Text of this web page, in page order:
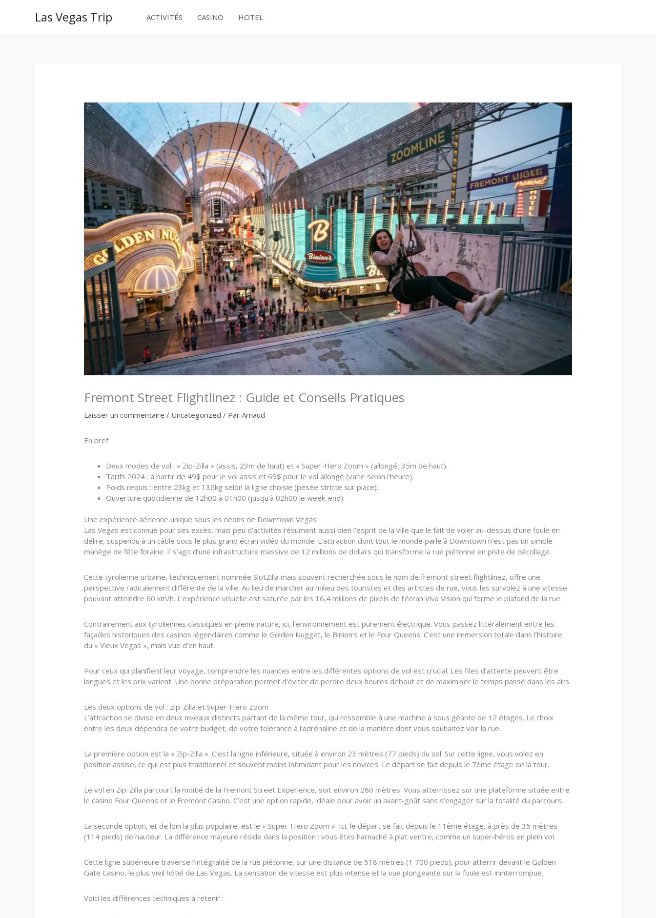
Las Vegas Trip ACTIVITÉS CASINO HOTEL
Fremont Street Flightlinez : Guide et Conseils Pratiques
Laisser un commentaire / Uncategorized / ParArnaud
En bref
Deux modes de vol : « Zip-Zilla » (assis, 23m de haut) et « Super-Hero Zoom » (allongé, 35m de haut).
Tarifs 2024 : à partir de 49$ pour le vol assis et 69$ pour le vol allongé (varie selon l’heure).
Poids requis : entre 23kg et 136kg selon la ligne choisie (pesée stricte sur place).
Ouverture quotidienne de 12h00 à 01h00 (jusqu’à 02h00 le week-end).
Une expérience aérienne unique sous les néons de Downtown Vegas
Las Vegas est connue pour ses excès, mais peu d’activités résument aussi bien l’esprit de la ville que le fait de voler au-dessus d’une foule en
délire, suspendu à un câble sous le plus grand écran vidéo du monde. L’attraction dont tout le monde parle à Downtown n’est pas un simple
manège de fête foraine. Il s’agit d’une infrastructure massive de 12 millions de dollars qui transforme la rue piétonne en piste de décollage.
Cette tyrolienne urbaine, techniquement nommée SlotZilla mais souvent recherchée sous le nom de fremont street flightlinez, offre une
perspective radicalement différente de la ville. Au lieu de marcher au milieu des touristes et des artistes de rue, vous les survolez à une vitesse
pouvant atteindre 60 km/h. L’expérience visuelle est saturée par les 16,4 millions de pixels de l’écran Viva Vision qui forme le plafond de la rue.
Contrairement aux tyroliennes classiques en pleine nature, ici, l’environnement est purement électrique. Vous passez littéralement entre les
façades historiques des casinos légendaires comme le Golden Nugget, le Binion’s et le Four Queens. C’est une immersion totale dans l’histoire
du « Vieux Vegas », mais vue d’en haut.
Pour ceux qui planifient leur voyage, comprendre les nuances entre les différentes options de vol est crucial. Les files d’attente peuvent être
longues et les prix varient. Une bonne préparation permet d’éviter de perdre deux heures debout et de maximiser le temps passé dans les airs.
Les deux options de vol : Zip-Zilla et Super-Hero Zoom
L’attraction se divise en deux niveaux distincts partant de la même tour, qui ressemble à une machine à sous géante de 12 étages. Le choix
entre les deux dépendra de votre budget, de votre tolérance à l’adrénaline et de la manière dont vous souhaitez voir la rue.
La première option est la « Zip-Zilla ». C’est la ligne inférieure, située à environ 23 mètres (77 pieds) du sol. Sur cette ligne, vous volez en
position assise, ce qui est plus traditionnel et souvent moins intimidant pour les novices. Le départ se fait depuis le 7ème étage de la tour.
Le vol en Zip-Zilla parcourt la moitié de la Fremont Street Experience, soit environ 260 mètres. Vous atterrissez sur une plateforme située entre
le casino Four Queens et le Fremont Casino. C’est une option rapide, idéale pour avoir un avant-goût sans s’engager sur la totalité du parcours.
La seconde option, et de loin la plus populaire, est le « Super-Hero Zoom ». Ici, le départ se fait depuis le 11ème étage, à près de 35 mètres
(114 pieds) de hauteur. La différence majeure réside dans la position : vous êtes harnaché à plat ventre, comme un super-héros en plein vol.
Cette ligne supérieure traverse l’intégralité de la rue piétonne, sur une distance de 518 mètres (1 700 pieds), pour atterrir devant le Golden
Gate Casino, le plus vieil hôtel de Las Vegas. La sensation de vitesse est plus intense et la vue plongeante sur la foule est ininterrompue.
Voici les différences techniques à retenir :